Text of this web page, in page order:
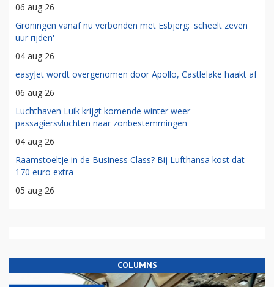
06 aug 26
Groningen vanaf nu verbonden met Esbjerg: 'scheelt zeven
uur rijden'
04 aug 26
easyJet wordt overgenomen door Apollo, Castlelake haakt af
06 aug 26
Luchthaven Luik krijgt komende winter weer
passagiersvluchten naar zonbestemmingen
04 aug 26
Raamstoeltje in de Business Class? Bij Lufthansa kost dat
170 euro extra
05 aug 26
COLUMNS